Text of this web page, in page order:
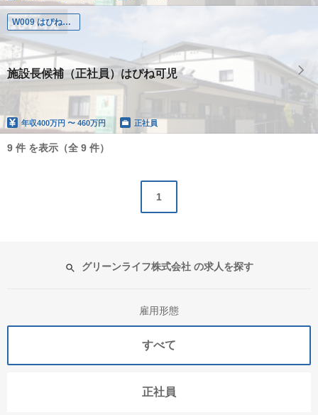
W009 はぴね可児
施設長候補（正社員）はぴね可児
年収400万円 〜 460万円 正社員
9 件 を表示（全 9 件）
1
グリーンライフ株式会社 の求人を探す
雇用形態
すべて
正社員